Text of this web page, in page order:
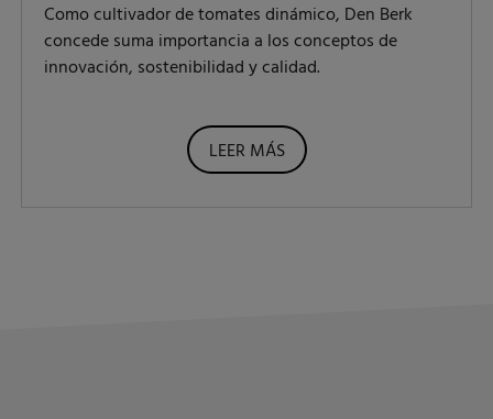
Como cultivador de tomates dinámico, Den Berk
concede suma importancia a los conceptos de
innovación, sostenibilidad y calidad.
LEER MÁS